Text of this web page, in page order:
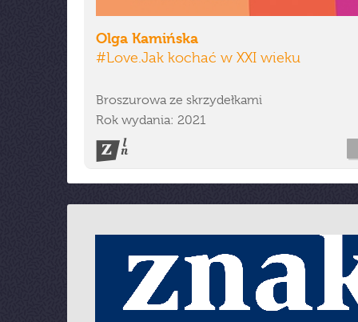
Olga Kamińska
#Love.Jak kochać w XXI wieku
Broszurowa ze skrzydełkami
Rok wydania: 2021